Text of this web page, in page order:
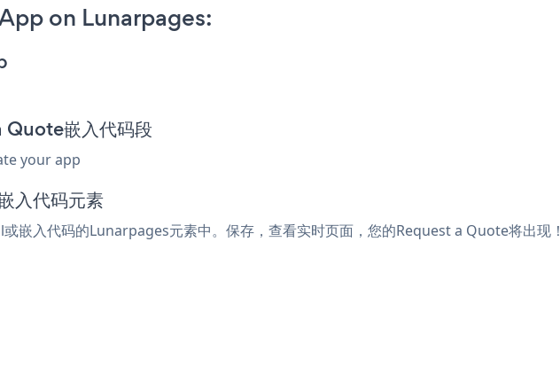
on Lunarpages:
嵌入代码段
your app
入代码元素
嵌入代码的Lunarpages元素中。保存，查看实时页面，您的Request a Quote将出现！